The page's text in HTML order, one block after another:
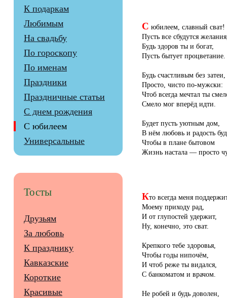
С юбилеем, славный сват!
Пусть все сбудутся желания,
Будь здоров ты и богат,
Пусть бытует процветание.
Будь счастливым без затеи,
Просто, чисто по-мужски:
Чтоб всегда мечтал ты
Смело мог вперёд идти.
Будет пусть уютным дом,
В нём любовь и радость
Чтобы в плане бытовом
Жизнь настала — просто
Кто всегда меня
Моему приходу рад,
И от глупостей удержит,
Ну, конечно, это сват.
Крепкого тебе здоровья,
Чтобы годы нипочём,
И чтоб реже ты видался,
С банкоматом и врачом.
Не робей и будь доволен,
К подаркам
Любимым
На свадьбу
По гороскопу
По именам
Праздники
Праздничные статьи
С днем рождения
С юбилеем
Универсальные
Тосты
Друзьям
За любовь
К празднику
Кавказские
Короткие
Красивые